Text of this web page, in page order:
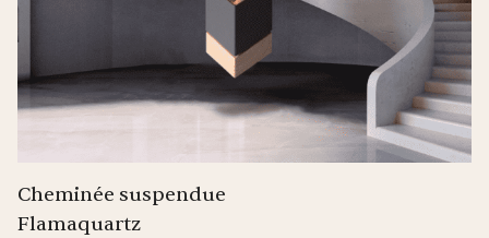
Cheminée suspendue
Flamaquartz